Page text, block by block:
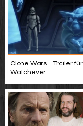
Clone Wars - Trailer für
Watchever